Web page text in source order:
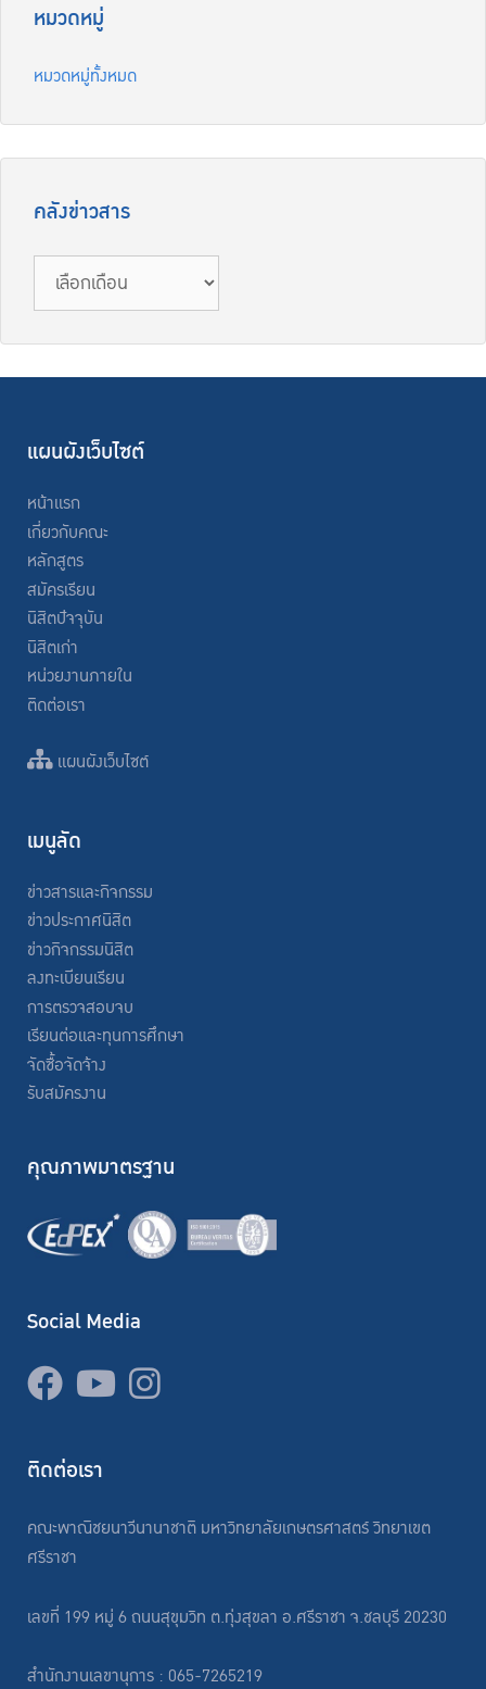
หมวดหมู่
หมวดหมู่ทั้งหมด
คลังข่าวสาร
แผนผังเว็บไซต์
หน้าแรก
เกี่ยวกับคณะ
หลักสูตร
สมัครเรียน
นิสิตปัจจุบัน
นิสิตเก่า
หน่วยงานภายใน
ติดต่อเรา
แผนผังเว็บไซต์
เมนูลัด
ข่าวสารและกิจกรรม
ข่าวประกาศนิสิต
ข่าวกิจกรรมนิสิต
ลงทะเบียนเรียน
การตรวจสอบจบ
เรียนต่อและทุนการศึกษา
จัดซื้อจัดจ้าง
รับสมัครงาน
คุณภาพมาตรฐาน
Social Media
ติดต่อเรา
คณะพาณิชยนาวีนานาชาติ มหาวิทยาลัยเกษตรศาสตร์ วิทยาเขต
ศรีราชา
เลขที่ 199 หมู่ 6 ถนนสุขุมวิท ต.ทุ่งสุขลา อ.ศรีราชา จ.ชลบุรี 20230
สำนักงานเลขานุการ : 065-7265219